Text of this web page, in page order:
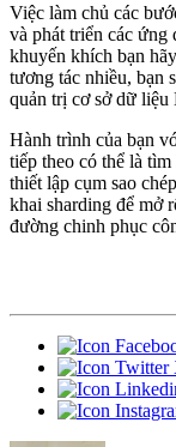
Việc làm chủ các
và phát triển các
khuyến khích bạn
tương tác nhiều, bạn
quản trị cơ sở dữ liệu
Hành trình của bạn
tiếp theo có thể là
thiết lập cụm sao
khai sharding để mở
đường chinh phục